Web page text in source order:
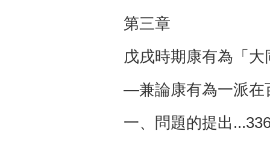
第三章
戊戌時期康有為「
—兼論康有為一派在
一、問題的提出